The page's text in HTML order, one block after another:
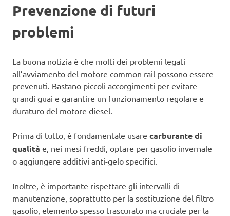
Prevenzione di futuri
problemi
La buona notizia è che molti dei problemi legati
all’avviamento del motore common rail possono essere
prevenuti. Bastano piccoli accorgimenti per evitare
grandi guai e garantire un funzionamento regolare e
duraturo del motore diesel.
Prima di tutto, è fondamentale usare carburante di
qualità e, nei mesi freddi, optare per gasolio invernale
o aggiungere additivi anti-gelo specifici.
Inoltre, è importante rispettare gli intervalli di
manutenzione, soprattutto per la sostituzione del filtro
gasolio, elemento spesso trascurato ma cruciale per la